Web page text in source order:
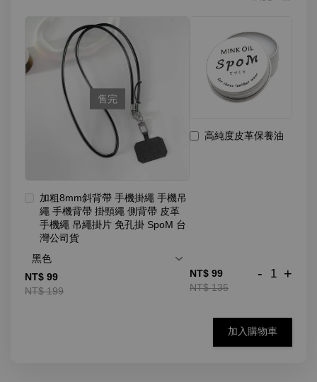
售完
加粗8mm斜背帶 手機掛繩 手機吊
繩 手機背帶 掛頸繩 側背帶 皮革
手機繩 吊繩掛片 免孔掛 SpoM 台
灣公司貨
NT$ 99
NT$ 199
高純度皮革保養油
NT$ 99
NT$ 135
- +
加入購物車